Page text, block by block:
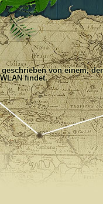
von einem,
findet.